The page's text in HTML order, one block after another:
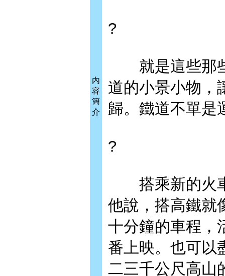
內
容
簡
介
?
就是這些那些
道的小景小物，
歸。鐵道不單是
?
搭乘新的火車
他說，搭高鐵就
十分鐘的車程，
番上映。也可以
二三千公尺高山